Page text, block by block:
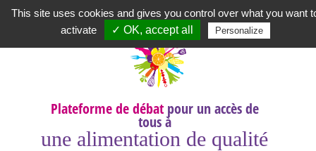
Plateforme de débatpour un accès de
tous à
une alimentation de qualité
Newsletter|A propos|Contact| | |
This site uses cookies and gives you control over what you want
activate
✓ OK, accept all Personalize